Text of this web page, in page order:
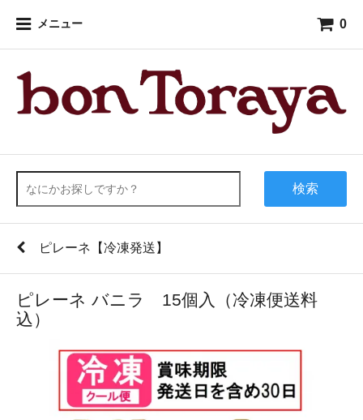
メニュー 0
検索
ピレーネ【冷凍発送】
ピレーネ バニラ 15個入（冷凍便送料
込）